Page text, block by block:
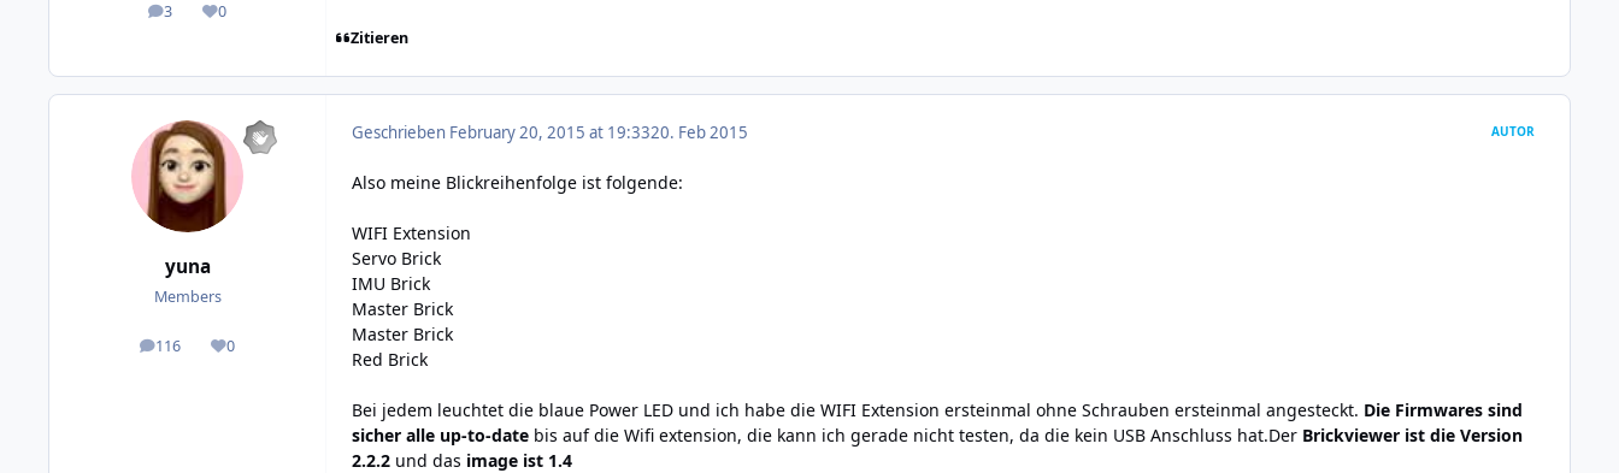
3
posts 0
Reputation
Zitieren
yuna
Members
116
posts 0
Reputation
Geschrieben February 20, 2015 at 19:3320. Feb 2015 AUTOR
Also meine Blickreihenfolge ist folgende:
WIFI Extension
Servo Brick
IMU Brick
Master Brick
Master Brick
Red Brick
Bei jedem leuchtet die blaue Power LED und ich habe die WIFI Extension ersteinmal ohne Schrauben ersteinmal angesteckt. Die Firmwares sind
sicher alle up-to-date bis auf die Wifi extension, die kann ich gerade nicht testen, da die kein USB Anschluss hat.Der Brickviewer ist die Version
2.2.2 und das image ist 1.4